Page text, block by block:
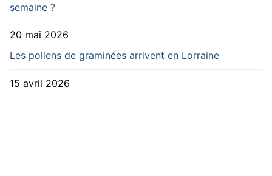
semaine ?
20 mai 2026
Les pollens de graminées arrivent en Lorraine
15 avril 2026